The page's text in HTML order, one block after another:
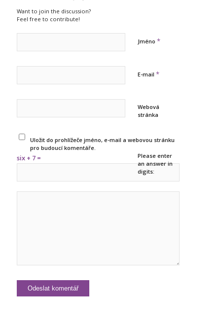
Want to join the discussion?
Feel free to contribute!
Jméno *
E-mail *
Webová
stránka
Uložit do prohlížeče jméno, e-mail a webovou stránku
pro budoucí komentáře.
Please enter
an answer in
digits:
six + 7 =